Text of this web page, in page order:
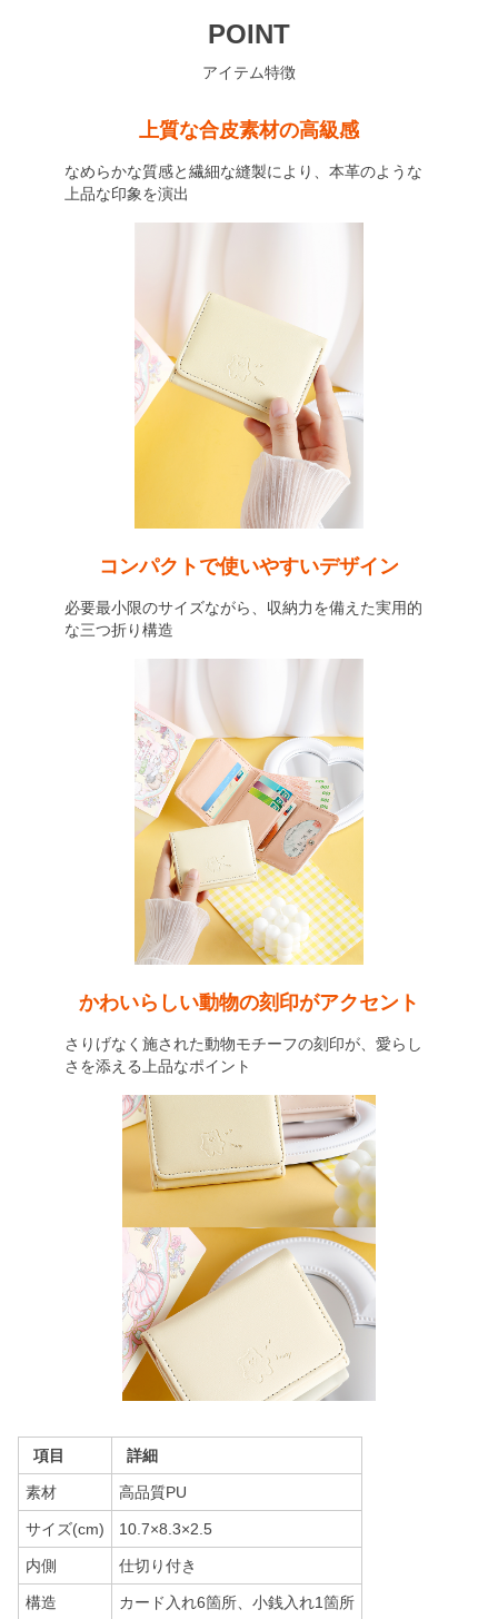
POINT
アイテム特徴
上質な合皮素材の高級感
なめらかな質感と繊細な縫製により、本革のような
上品な印象を演出
コンパクトで使いやすいデザイン
必要最小限のサイズながら、収納力を備えた実用的
な三つ折り構造
かわいらしい動物の刻印がアクセント
さりげなく施された動物モチーフの刻印が、愛らし
さを添える上品なポイント
項目 詳細
素材 高品質PU
サイズ(cm) 10.7×8.3×2.5
内側 仕切り付き
構造 カード入れ6箇所、小銭入れ1箇所